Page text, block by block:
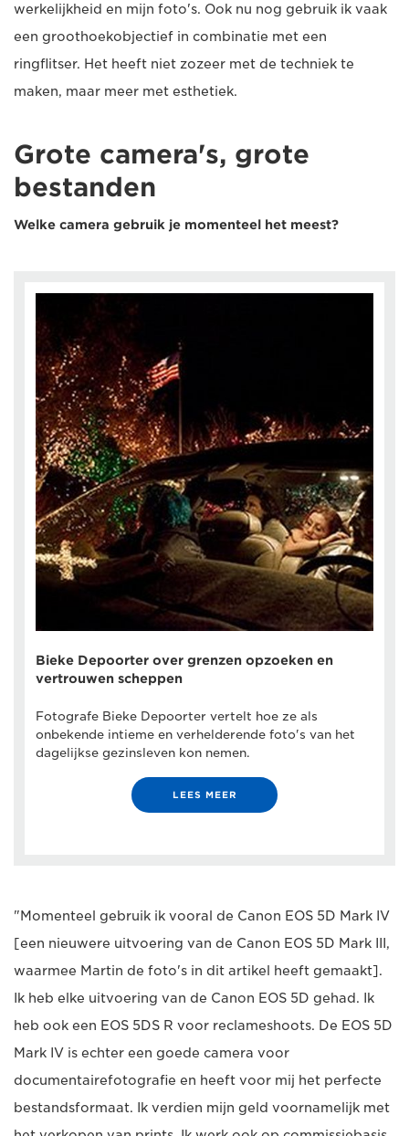
werkelijkheid en mijn foto's. Ook nu nog gebruik ik vaak
een groothoekobjectief in combinatie met een
ringflitser. Het heeft niet zozeer met de techniek te
maken, maar meer met esthetiek.
Grote camera's, grote
bestanden
Welke camera gebruik je momenteel het meest?
Bieke Depoorter over grenzen opzoeken en
vertrouwen scheppen
Fotografe Bieke Depoorter vertelt hoe ze als
onbekende intieme en verhelderende foto's van het
dagelijkse gezinsleven kon nemen.
LEES MEER
"Momenteel gebruik ik vooral de Canon EOS 5D Mark IV
[een nieuwere uitvoering van de Canon EOS 5D Mark III,
waarmee Martin de foto's in dit artikel heeft gemaakt].
Ik heb elke uitvoering van de Canon EOS 5D gehad. Ik
heb ook een EOS 5DS R voor reclameshoots. De EOS 5D
Mark IV is echter een goede camera voor
documentairefotografie en heeft voor mij het perfecte
bestandsformaat. Ik verdien mijn geld voornamelijk met